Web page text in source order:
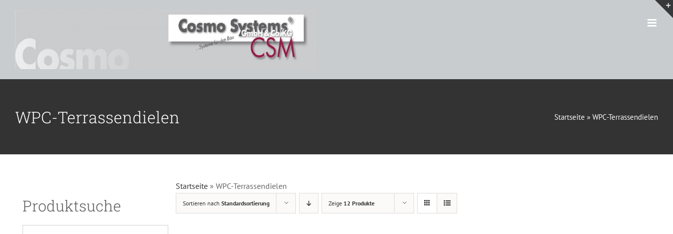
WPC-Terrassendielen Startseite » WPC-Terrassendielen
Startseite » WPC-Terrassendielen
Sortieren nach Standardsortierung Zeige 12 Produkte
Produktsuche